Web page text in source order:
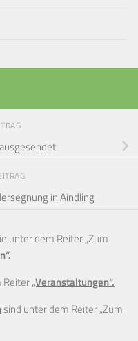
in Aindling
unter dem Reiter „Zum
Reiter„Veranstaltungen“.
sind unter dem Reiter „Zum